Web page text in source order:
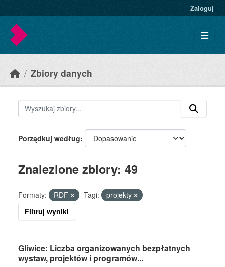
Zaloguj
Zbiory danych
Porządkuj według
Znalezione zbiory: 49
Formaty: RDF Tagi:
projekty
Filtruj wyniki
Gliwice: Liczba organizowanych bezpłatnych
wystaw, projektów i programów...